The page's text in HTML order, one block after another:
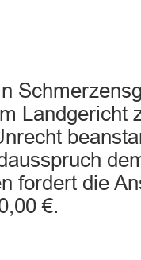
Landgericht
fordert die
€.